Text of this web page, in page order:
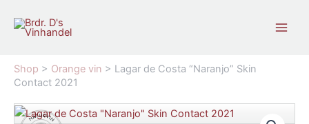
Shop > Orange vin > Lagar de Costa “Naranjo” Skin
Contact 2021